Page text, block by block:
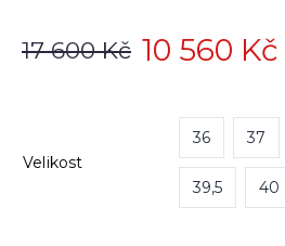
Velikost
36 37
39,5 40
17 600 Kč 10 560 Kč